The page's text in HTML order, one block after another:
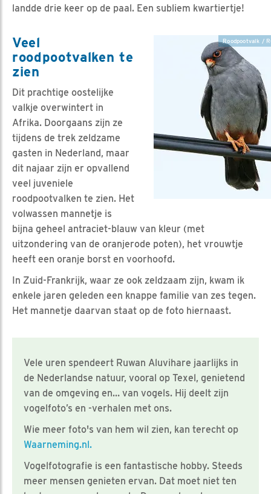
landde drie keer op de paal. Een subliem kwartiertje!
Roodpootvalk /
Veel
roodpootvalken te
zien
Dit prachtige oostelijke
valkje overwintert in
Afrika. Doorgaans zijn ze
tijdens de trek zeldzame
gasten in Nederland, maar
dit najaar zijn er opvallend
veel juveniele
roodpootvalken te zien. Het
volwassen mannetje is
bijna geheel antraciet-blauw van kleur (met
uitzondering van de oranjerode poten), het vrouwtje
heeft een oranje borst en voorhoofd.
In Zuid-Frankrijk, waar ze ook zeldzaam zijn, kwam ik
enkele jaren geleden een knappe familie van zes tegen.
Het mannetje daarvan staat op de foto hiernaast.
Vele uren spendeert Ruwan Aluvihare jaarlijks in
de Nederlandse natuur, vooral op Texel, genietend
van de omgeving en… van vogels. Hij deelt zijn
vogelfoto’s en -verhalen met ons.
Wie meer foto's van hem wil zien, kan terecht op
Waarneming.nl.
Vogelfotografie is een fantastische hobby. Steeds
meer mensen genieten ervan. Dat moet niet ten